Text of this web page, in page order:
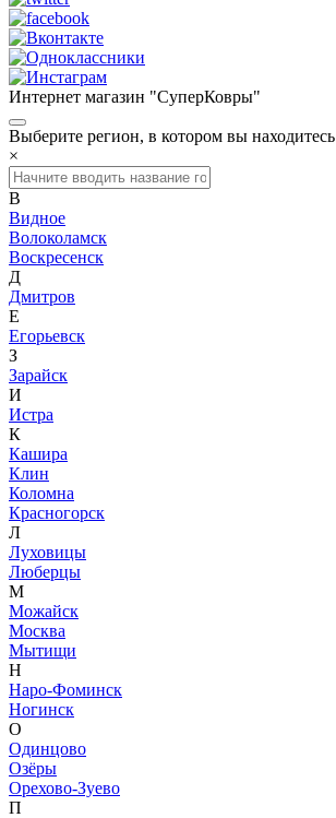
Интернет магазин "СуперКовры"
Выберите регион, в котором вы находитесь
×
В
Видное
Волоколамск
Воскресенск
Д
Дмитров
Е
Егорьевск
З
Зарайск
И
Истра
К
Кашира
Клин
Коломна
Красногорск
Л
Луховицы
Люберцы
М
Можайск
Москва
Мытищи
Н
Наро-Фоминск
Ногинск
О
Одинцово
Озёры
Орехово-Зуево
П